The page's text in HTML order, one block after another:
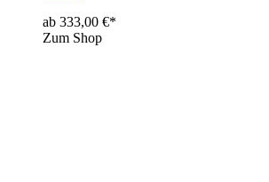
ab 333,00 €*
Zum Shop